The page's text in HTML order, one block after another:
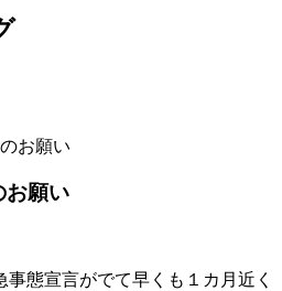
お願い
お願い
態宣言がでて早くも１カ月近く